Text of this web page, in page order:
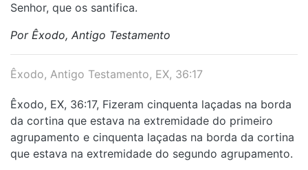
Senhor, que os santifica.
Por Êxodo, Antigo Testamento
Êxodo, Antigo Testamento, EX, 36:17
Êxodo, EX, 36:17, Fizeram cinquenta laçadas na borda
da cortina que estava na extremidade do primeiro
agrupamento e cinquenta laçadas na borda da cortina
que estava na extremidade do segundo agrupamento.